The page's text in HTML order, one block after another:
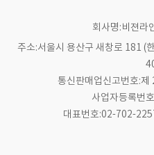
회사명:비젼라
주소:서울시 용산구 새창로 181 (
통신판매업신고번호:
사업자등록번
대표번호:02-702-